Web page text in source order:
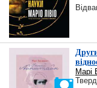
Марі